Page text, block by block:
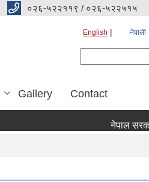
०२६-५२२११९ / ०२६-५२२५१५
English नेपाली
Gallery Contact
नेपाल सरकार